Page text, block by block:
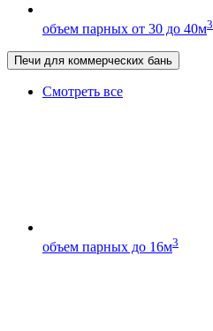
объем парных от 30 до 40м3
Печи для коммерческих бань
Смотреть все
объем парных до 16м3